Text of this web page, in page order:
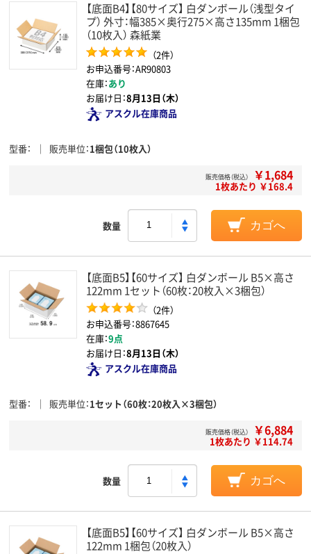
【底面B4】【80サイズ】 白ダンボール（浅型タイ
プ） 外寸：幅385×奥行275×高さ135mm 1梱包
（10枚入） 森紙業
（2件）
お申込番号：AR90803
在庫：あり
お届け日：8月13日（木）
アスクル在庫商品
型番 販売単位 1梱包（10枚入）
販売価格（税込） ￥1,684
1枚あたり ￥168.4
数量 カゴへ
【底面B5】【60サイズ】 白ダンボール B5×高さ
122mm 1セット（60枚：20枚入×3梱包）
（2件）
お申込番号：8867645
在庫：9点
お届け日：8月13日（木）
アスクル在庫商品
型番 販売単位 1セット（60枚：20枚入×3梱包）
販売価格（税込） ￥6,884
1枚あたり ￥114.74
数量 カゴへ
【底面B5】【60サイズ】 白ダンボール B5×高さ
122mm 1梱包（20枚入）